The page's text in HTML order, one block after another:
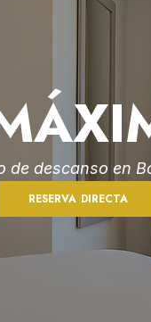
de descanso en
RESERVA DIRECTA